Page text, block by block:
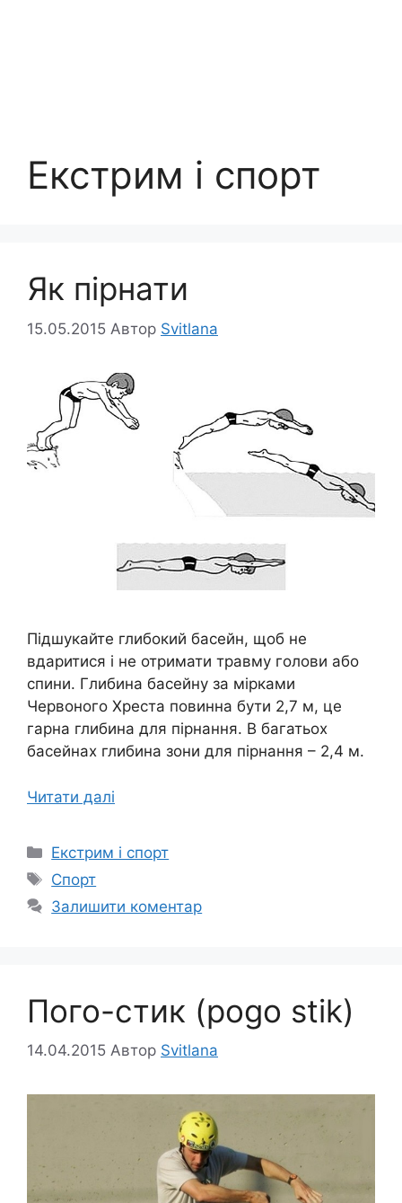
Екстрим і спорт
Як пірнати
15.05.2015 Автор Svitlana
Підшукайте глибокий басейн, щоб не
вдаритися і не отримати травму голови або
спини. Глибина басейну за мірками
Червоного Хреста повинна бути 2,7 м, це
гарна глибина для пірнання. В багатьох
басейнах глибина зони для пірнання – 2,4 м.
Читати далі
Категорії
Екстрим і спорт
Позначки
Спорт
Залишити коментар
Пого-стик (pogo stik)
14.04.2015 Автор Svitlana